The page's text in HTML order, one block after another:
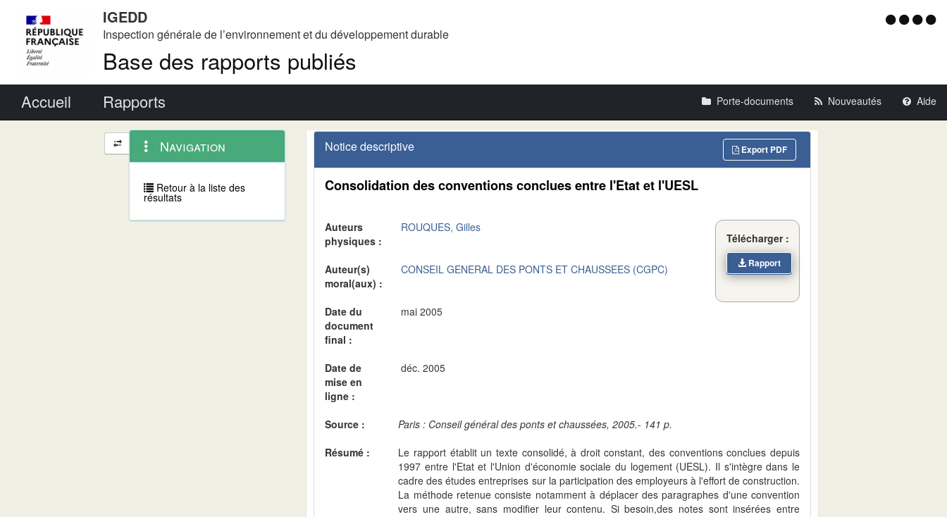
IGEDD
Inspection générale de l’environnement et du développement durable
Base des rapports publiés
Menu
Accueil Rapports Porte-documents Nouveautés Aide
Navigation
et
outils
annexes
contextuel
Navigation
Retour à la liste des
résultats
Notice descriptive Export PDF
Consolidation des conventions conclues entre l'Etat et l'UESL
Auteurs
physiques :
ROUQUES, Gilles
Auteur(s)
moral(aux) :
CONSEIL GENERAL DES PONTS ET CHAUSSEES (CGPC)
Date du
document
final :
mai 2005
Date de
mise en
ligne :
déc. 2005
Télécharger :
Rapport
Source :
Paris : Conseil général des ponts et chaussées, 2005.- 141 p.
Résumé :
Le rapport établit un texte consolidé, à droit constant, des conventions conclues depuis
1997 entre l'Etat et l'Union d'économie sociale du logement (UESL). Il s'intègre dans le
cadre des études entreprises sur la participation des employeurs à l'effort de construction.
La méthode retenue consiste notamment à déplacer des paragraphes d'une convention
vers une autre, sans modifier leur contenu. Si besoin,des notes sont insérées entre